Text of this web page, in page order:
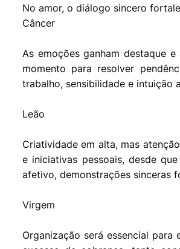
No amor, o diálogo sincero
Câncer
As emoções ganham destaque
momento para resolver
trabalho, sensibilidade e intuição
Leão
Criatividade em alta, mas
e iniciativas pessoais, desde
afetivo, demonstrações sinceras
Virgem
Organização será essencial